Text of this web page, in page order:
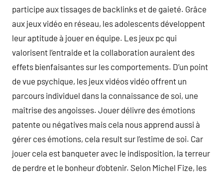
participe aux tissages de backlinks et de gaieté. Grâce
aux jeux vidéo en réseau, les adolescents développent
leur aptitude à jouer en équipe. Les jeux pc qui
valorisent l’entraide et la collaboration auraient des
effets bienfaisantes sur les comportements. D’un point
de vue psychique, les jeux vidéos vidéo offrent un
parcours individuel dans la connaissance de soi, une
maîtrise des angoisses. Jouer délivre des émotions
patente ou négatives mais cela nous apprend aussi à
gérer ces émotions, cela result sur l’estime de soi. Car
jouer cela est banqueter avec le indisposition, la terreur
de perdre et le bonheur d’obtenir. Selon Michel Fize, les